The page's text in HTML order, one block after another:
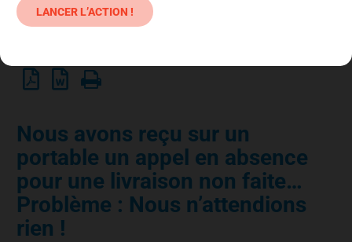
FICTIVE !
Nous avons reçu sur un
portable un appel en absence
pour une livraison non faite…
Problème : Nous n’attendions
rien !
LANCER L’ACTION !